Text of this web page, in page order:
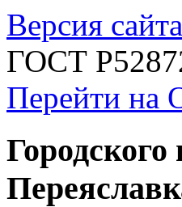
Версия
ГОСТ
Перейти на